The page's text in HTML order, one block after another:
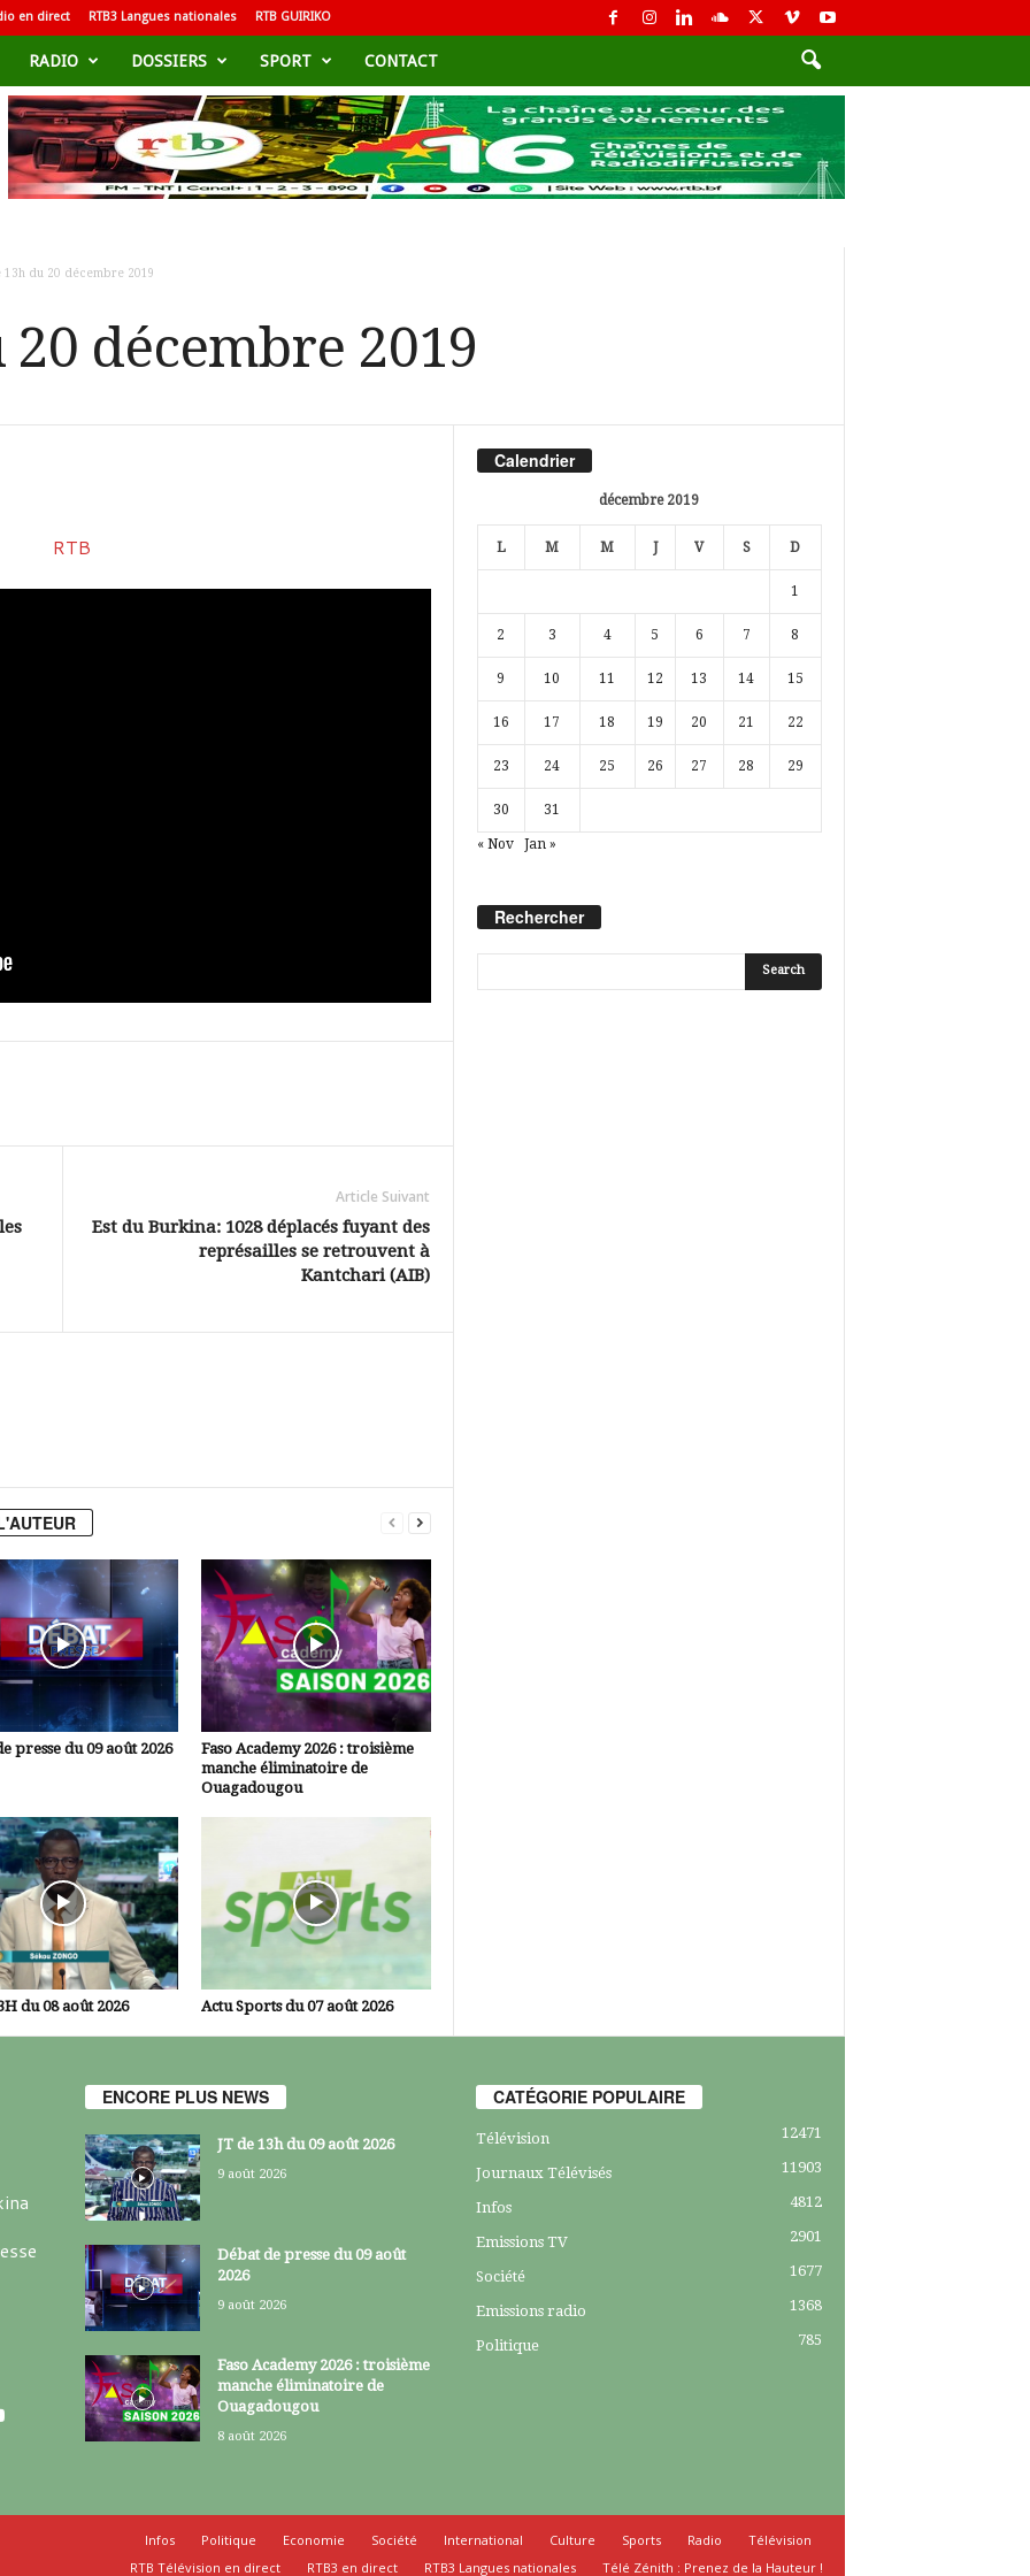
en direct RTB3 Langues nationales RTB GUIRIKO
RADIO DOSSIERS SPORT CONTACT
13h du 20 décembre 2019
20 décembre 2019
Article Suivant
Est du Burkina: 1028 déplacés fuyant des
représailles se retrouvent à
Kantchari (AIB)
presse du 09 août 2026
Faso Academy 2026 : troisième
manche éliminatoire de
Ouagadougou
du 08 août 2026 Actu Sports du 07 août 2026
Calendrier
décembre 2019
L M M J V S D
1
2 3 4 5 6 7 8
9 10 11 12 13 14 15
16 17 18 19 20 21 22
23 24 25 26 27 28 29
30 31
« Nov Jan »
Rechercher
ENCORE PLUS NEWS
JT de 13h du 09 août 2026
9 août 2026
Débat de presse du 09 août
2026
9 août 2026
Faso Academy 2026 : troisième
manche éliminatoire de
Ouagadougou
8 août 2026
CATÉGORIE POPULAIRE
Télévision 12471
Journaux Télévisés 11903
Infos 4812
Emissions TV 2901
Société 1677
Emissions radio 1368
Politique 785
Infos Politique Economie Société International Culture Sports Radio
Télévision
RTB Télévision en direct
RTB3 en direct RTB3 Langues nationales Télé Zénith : Prenez de la Hauteur !